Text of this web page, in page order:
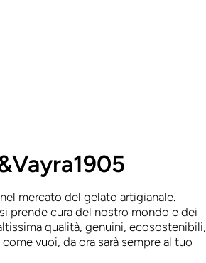
mercato del gelato artigianale.
prende cura del nostro mondo e dei
qualità, genuini, ecosostenibili,
vuoi, da ora sarà sempre al tuo